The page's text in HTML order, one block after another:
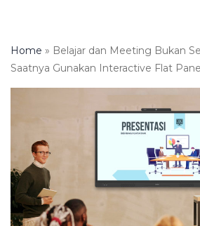
Home » Belajar dan Meeting Bukan
Saatnya Gunakan Interactive Flat